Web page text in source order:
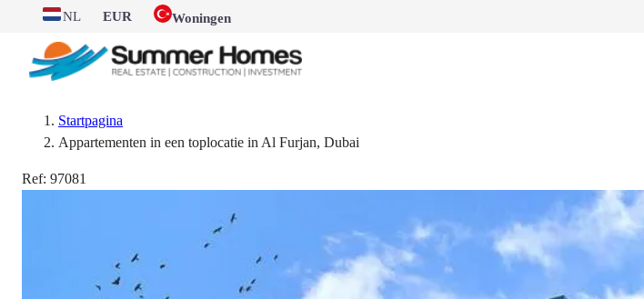
NL EUR Woningen
Startpagina
Appartementen in een toplocatie in Al Furjan, Dubai
Ref: 97081